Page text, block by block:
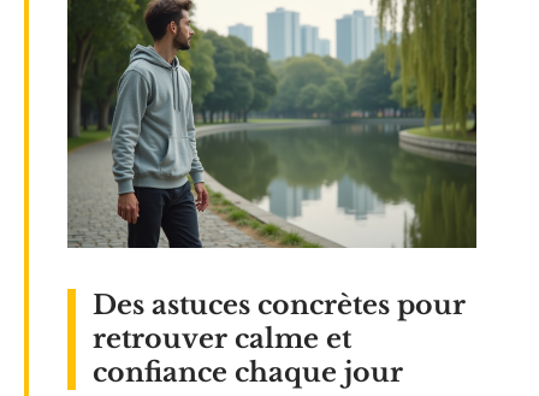
Des astuces concrètes pour
retrouver calme et
confiance chaque jour